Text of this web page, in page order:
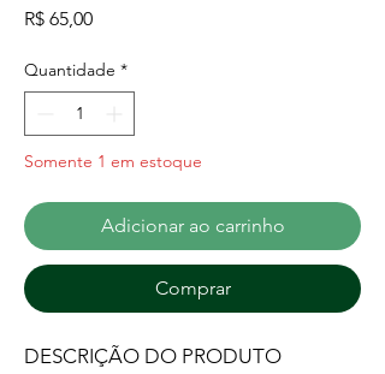
R$ 65,00Preço
Quantidade *
Somente 1 em estoque
Adicionar ao carrinho
Comprar
DESCRIÇÃO DO PRODUTO